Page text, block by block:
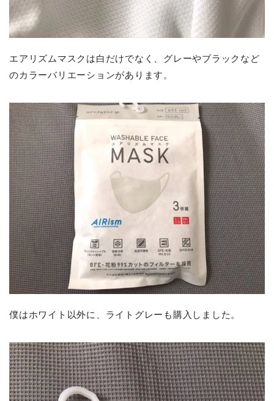
エアリズムマスクは白だけでなく、グレーやブラックなど
のカラーバリエーションがあります。
僕はホワイト以外に、ライトグレーも購入しました。